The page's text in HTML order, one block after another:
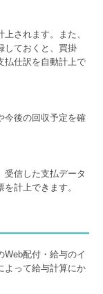
されます。また、
しておくと、買掛
払仕訳を自動計上で
今後の回収予定を確
受信した支払データ
計上できます。
Web配付・給与のイ
よって給与計算にか